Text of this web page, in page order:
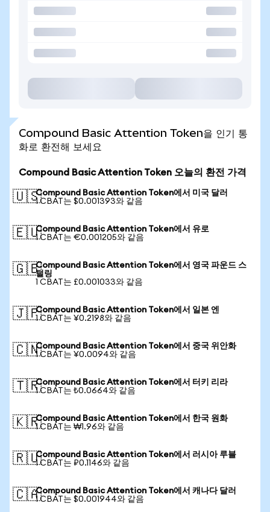
Compound Basic Attention Token을 인기 통
화로 환전해 보세요
Compound Basic Attention Token 오늘의 환전 가격
🇺🇸Compound Basic Attention Token에서 미국 달러
1 CBAT는 $0.001393와 같음
🇪🇺Compound Basic Attention Token에서 유로
1 CBAT는 €0.001205와 같음
🇬🇧Compound Basic Attention Token에서 영국 파운드 스
털링
1 CBAT는 £0.001033와 같음
🇯🇵Compound Basic Attention Token에서 일본 엔
1 CBAT는 ¥0.2198와 같음
🇨🇳Compound Basic Attention Token에서 중국 위안화
1 CBAT는 ¥0.0094와 같음
🇹🇷Compound Basic Attention Token에서 터키 리라
1 CBAT는 ₺0.0664와 같음
🇰🇷Compound Basic Attention Token에서 한국 원화
1 CBAT는 ₩1.96와 같음
🇷🇺Compound Basic Attention Token에서 러시아 루블
1 CBAT는 ₽0.1146와 같음
🇨🇦Compound Basic Attention Token에서 캐나다 달러
1 CBAT는 $0.001944와 같음